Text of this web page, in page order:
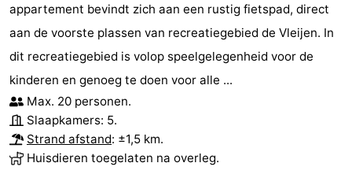
appartement bevindt zich aan een rustig fietspad, direct
aan de voorste plassen van recreatiegebied de Vleijen. In
dit recreatiegebied is volop speelgelegenheid voor de
kinderen en genoeg te doen voor alle ...
Max. 20 personen.
Slaapkamers: 5.
Strand afstand: ±1,5 km.
Huisdieren toegelaten na overleg.